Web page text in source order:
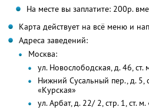
На месте вы заплатите: 200р.
Карта действует на всё меню и
Адреса заведений:
Москва:
ул. Новослободская, д. 46, ст.
Нижний Сусальный пер., д. 5,
«Курская»
ул. Арбат, д. 22/ 2, стр. 1, ст. м.